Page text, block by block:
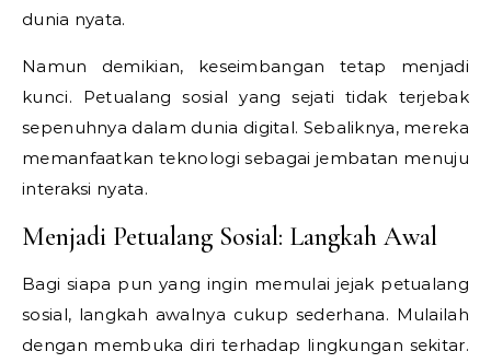
dunia nyata.
Namun demikian, keseimbangan tetap menjadi
kunci. Petualang sosial yang sejati tidak terjebak
sepenuhnya dalam dunia digital. Sebaliknya, mereka
memanfaatkan teknologi sebagai jembatan menuju
interaksi nyata.
Menjadi Petualang Sosial: Langkah Awal
Bagi siapa pun yang ingin memulai jejak petualang
sosial, langkah awalnya cukup sederhana. Mulailah
dengan membuka diri terhadap lingkungan sekitar.